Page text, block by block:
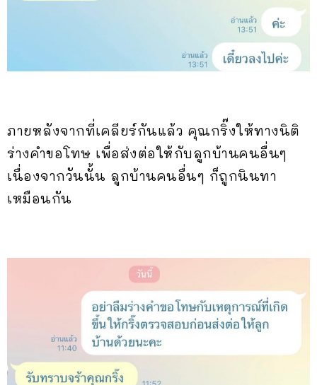
ภายหลังจากที่เคลียร์กันแล้ว คุณกริ๊งให้ทางนิติ
ร่างคำขอโทษ เพื่อส่งต่อให้กับลูกบ้านคนอื่นๆ
เนื่องจากวันนั้น ลูกบ้านคนอื่นๆ ก็ถูกนินทา
เหมือนกัน